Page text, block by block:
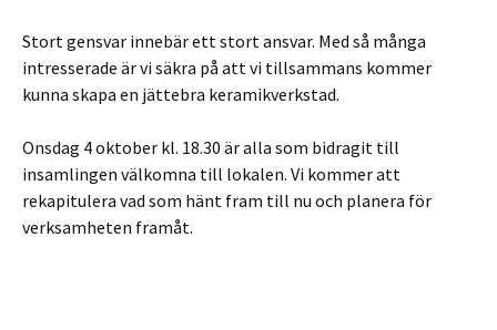
Stort gensvar innebär ett stort ansvar. Med så många
intresserade är vi säkra på att vi tillsammans kommer
kunna skapa en jättebra keramikverkstad.
Onsdag 4 oktober kl. 18.30 är alla som bidragit till
insamlingen välkomna till lokalen. Vi kommer att
rekapitulera vad som hänt fram till nu och planera för
verksamheten framåt.